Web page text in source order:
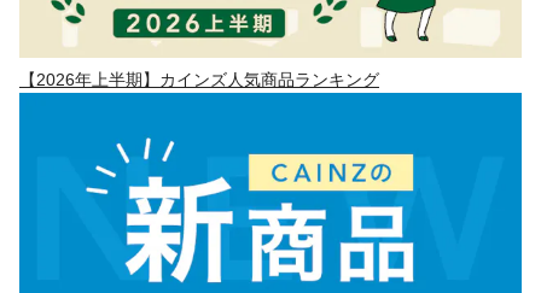
【2026年上半期】カインズ人気商品ランキング